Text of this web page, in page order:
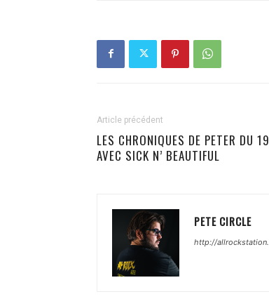
Article précédent
LES CHRONIQUES DE PETER DU
AVEC SICK N’ BEAUTIFUL
PETE CIRCLE
http://